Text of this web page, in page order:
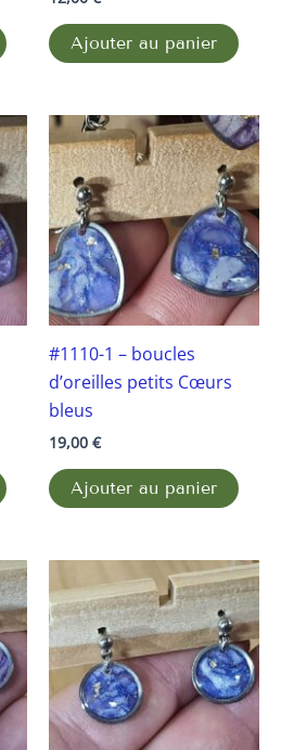
Ajouter au panier
#1110-1 – boucles
d’oreilles petits Cœurs
bleus
19,00 €
Ajouter au panier